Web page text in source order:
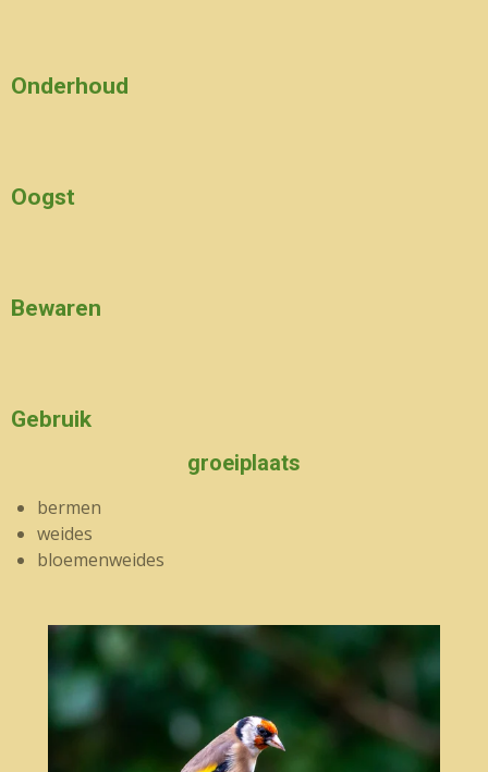
Onderhoud
Oogst
Bewaren
Gebruik
groeiplaats
bermen
weides
bloemenweides